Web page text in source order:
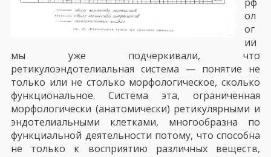
ол
ог
ии
мы уже подчеркивали, что
ретикулоэндотелиальная система — понятие не
только или не столько морфологическое, сколько
функциональное. Система эта, ограниченная
морфологически (анатомически) ретикулярными и
эндотелиальными клетками, многообразна по
функциальной деятельности потому, что способна
не только к восприятию различных веществ,